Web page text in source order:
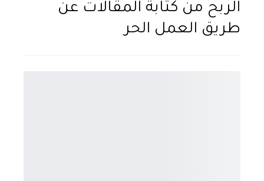
الربح من كتابة المقالات عن
طريق العمل الحر